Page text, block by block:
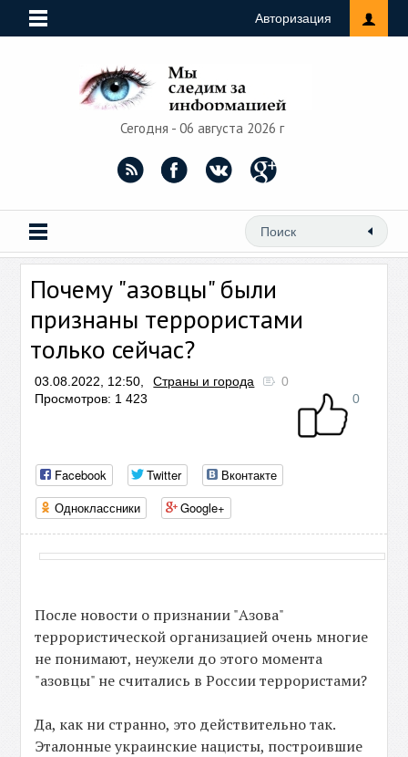
Авторизация
Сегодня - 06 августа 2026 г
Почему "азовцы" были
признаны террористами
только сейчас?
03.08.2022, 12:50, Страны и города
0
Просмотров: 1 423
0
Facebook Twitter
Вконтакте
Одноклассники
Google+
После новости о признании "Азова"
террористической организацией очень многие
не понимают, неужели до этого момента
"азовцы" не считались в России террористами?
Да, как ни странно, это действительно так.
Эталонные украинские нацисты, построившие